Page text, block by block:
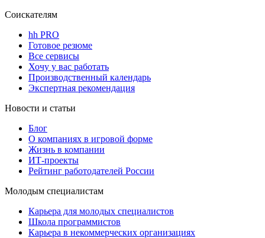
Соискателям
hh PRO
Готовое резюме
Все сервисы
Хочу у вас работать
Производственный календарь
Экспертная рекомендация
Новости и статьи
Блог
О компаниях в игровой форме
Жизнь в компании
ИТ-проекты
Рейтинг работодателей России
Молодым специалистам
Карьера для молодых специалистов
Школа программистов
Карьера в некоммерческих организациях